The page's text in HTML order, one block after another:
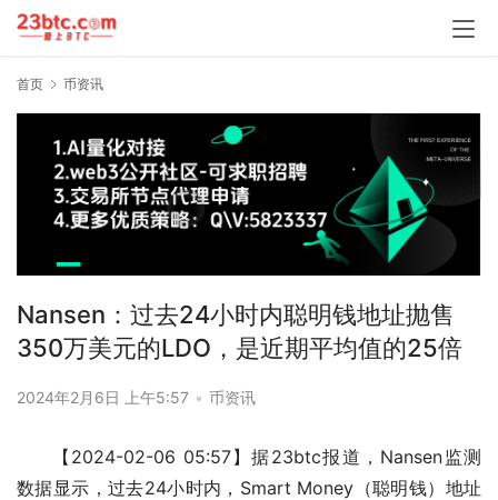
首页 币资讯
Nansen：过去24小时内聪明钱地址抛售
350万美元的LDO，是近期平均值的25倍
2024年2月6日 上午5:57 • 币资讯
【2024-02-06 05:57】据23btc报道，Nansen监测
数据显示，过去24小时内，Smart Money（聪明钱）地址